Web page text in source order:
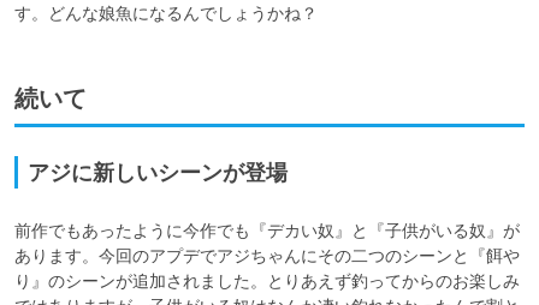
す。どんな娘魚になるんでしょうかね？
続いて
アジに新しいシーンが登場
前作でもあったように今作でも『デカい奴』と『子供がいる奴』が
あります。今回のアプデでアジちゃんにその二つのシーンと『餌や
り』のシーンが追加されました。とりあえず釣ってからのお楽しみ